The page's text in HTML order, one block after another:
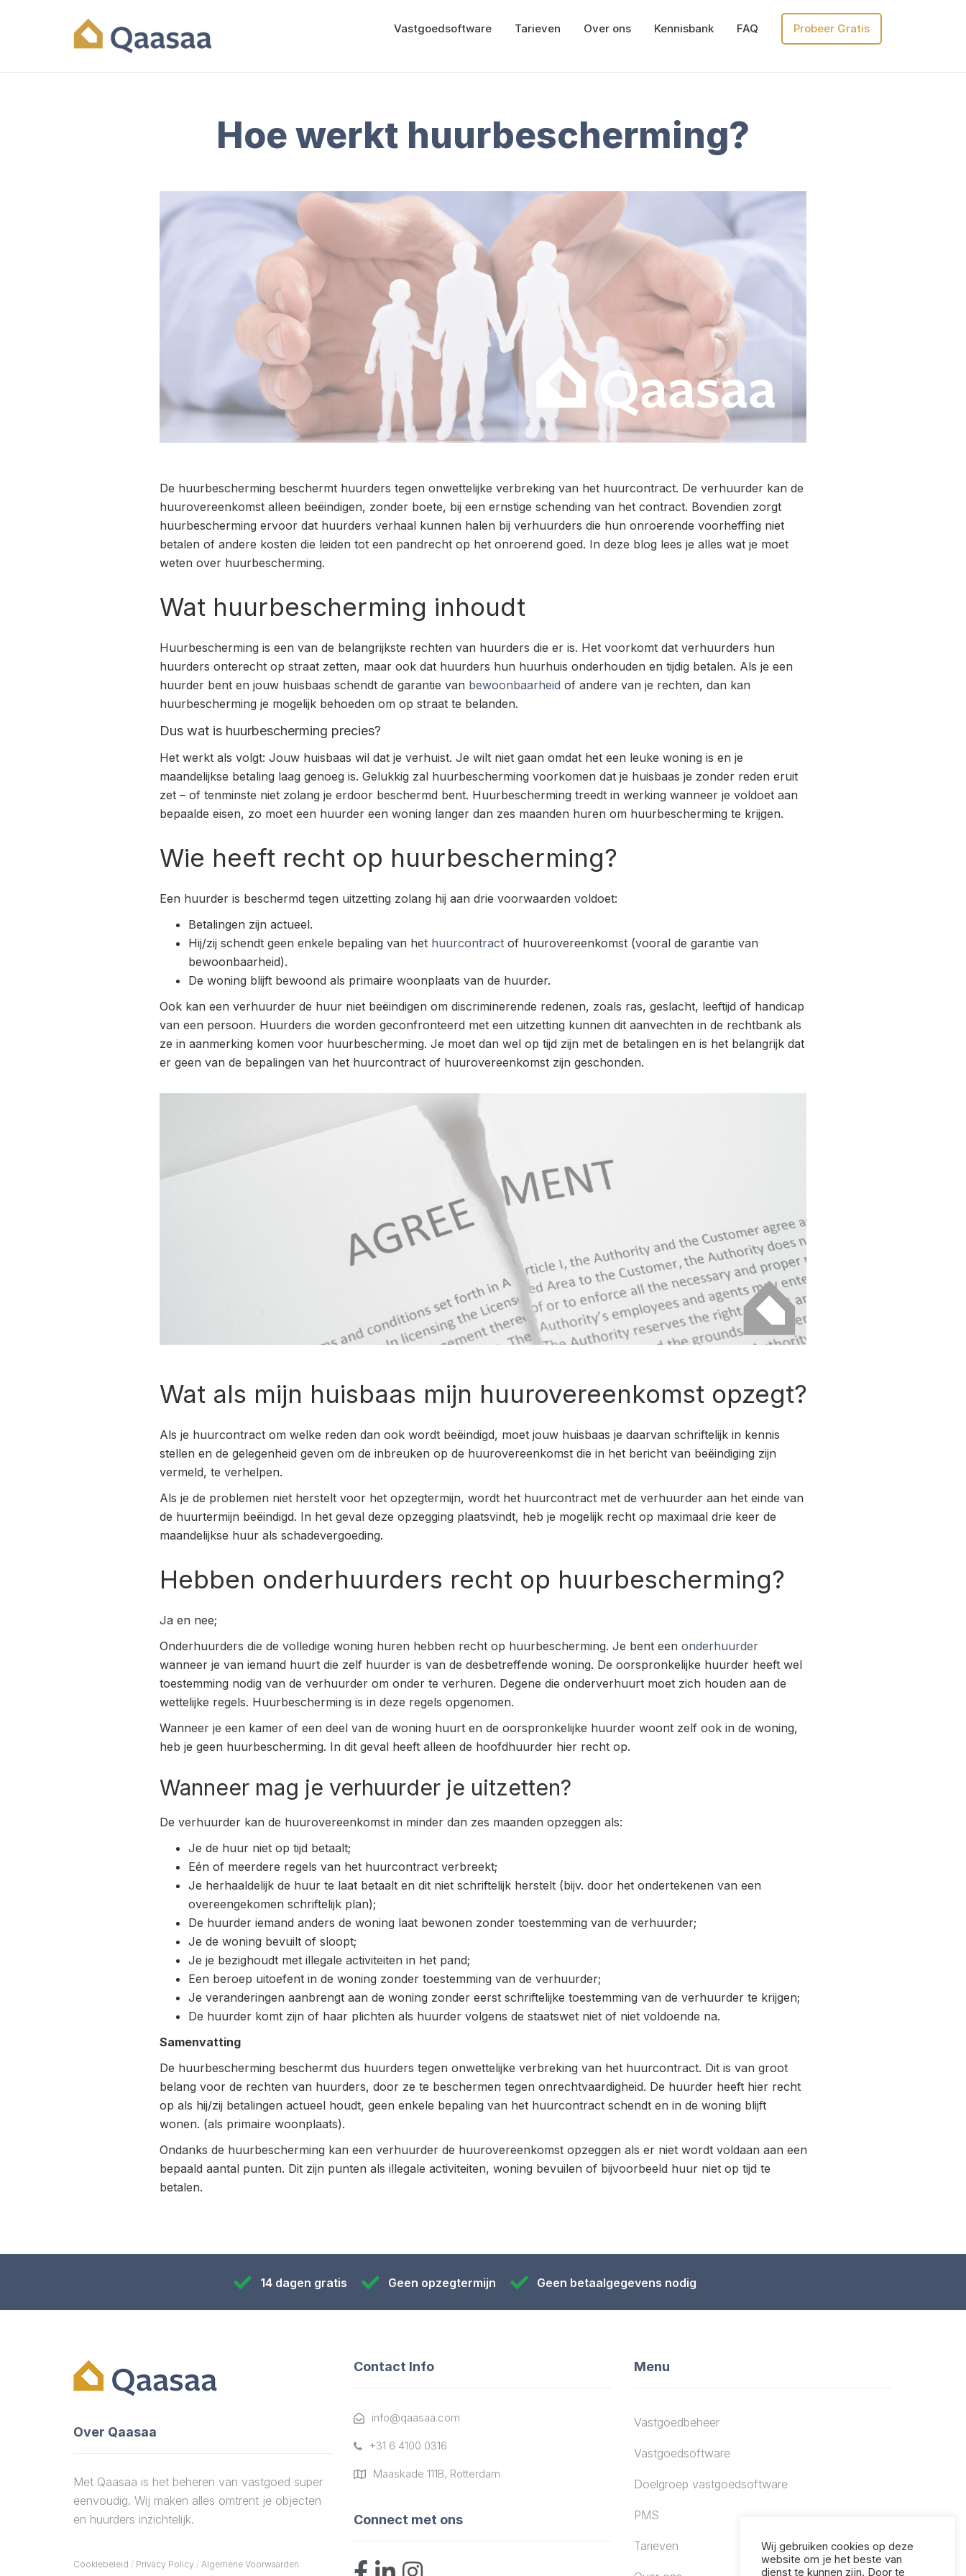
Vastgoedsoftware Tarieven Over ons Kennisbank FAQ Probeer Gratis
Hoe werkt huurbescherming?
De huurbescherming beschermt huurders tegen onwettelijke verbreking van het huurcontract. De verhuurder kan de
huurovereenkomst alleen beëindigen, zonder boete, bij een ernstige schending van het contract. Bovendien zorgt
huurbescherming ervoor dat huurders verhaal kunnen halen bij verhuurders die hun onroerende voorheffing niet
betalen of andere kosten die leiden tot een pandrecht op het onroerend goed. In deze blog lees je alles wat je moet
weten over huurbescherming.
Wat huurbescherming inhoudt
Huurbescherming is een van de belangrijkste rechten van huurders die er is. Het voorkomt dat verhuurders hun
huurders onterecht op straat zetten, maar ook dat huurders hun huurhuis onderhouden en tijdig betalen. Als je een
huurder bent en jouw huisbaas schendt de garantie van bewoonbaarheid of andere van je rechten, dan kan
huurbescherming je mogelijk behoeden om op straat te belanden.
Dus wat is huurbescherming precies?
Het werkt als volgt: Jouw huisbaas wil dat je verhuist. Je wilt niet gaan omdat het een leuke woning is en je
maandelijkse betaling laag genoeg is. Gelukkig zal huurbescherming voorkomen dat je huisbaas je zonder reden eruit
zet – of tenminste niet zolang je erdoor beschermd bent. Huurbescherming treedt in werking wanneer je voldoet aan
bepaalde eisen, zo moet een huurder een woning langer dan zes maanden huren om huurbescherming te krijgen.
Wie heeft recht op huurbescherming?
Een huurder is beschermd tegen uitzetting zolang hij aan drie voorwaarden voldoet:
Betalingen zijn actueel.
Hij/zij schendt geen enkele bepaling van het huurcontractof huurovereenkomst (vooral de garantie van
bewoonbaarheid).
De woning blijft bewoond als primaire woonplaats van de huurder.
Ook kan een verhuurder de huur niet beëindigen om discriminerende redenen, zoals ras, geslacht, leeftijd of handicap
van een persoon. Huurders die worden geconfronteerd met een uitzetting kunnen dit aanvechten in de rechtbank als
ze in aanmerking komen voor huurbescherming. Je moet dan wel op tijd zijn met de betalingen en is het belangrijk dat
er geen van de bepalingen van het huurcontract of huurovereenkomst zijn geschonden.
Wat als mijn huisbaas mijn huurovereenkomst opzegt?
Als je huurcontract om welke reden dan ook wordt beëindigd, moet jouw huisbaas je daarvan schriftelijk in kennis
stellen en de gelegenheid geven om de inbreuken op de huurovereenkomst die in het bericht van beëindiging zijn
vermeld, te verhelpen.
Als je de problemen niet herstelt voor het opzegtermijn, wordt het huurcontract met de verhuurder aan het einde van
de huurtermijn beëindigd. In het geval deze opzegging plaatsvindt, heb je mogelijk recht op maximaal drie keer de
maandelijkse huur als schadevergoeding.
Hebben onderhuurders recht op huurbescherming?
Ja en nee;
Onderhuurders die de volledige woning huren hebben recht op huurbescherming. Je bent een onderhuurder
wanneer je van iemand huurt die zelf huurder is van de desbetreffende woning. De oorspronkelijke huurder heeft wel
toestemming nodig van de verhuurder om onder te verhuren. Degene die onderverhuurt moet zich houden aan de
wettelijke regels. Huurbescherming is in deze regels opgenomen.
Wanneer je een kamer of een deel van de woning huurt en de oorspronkelijke huurder woont zelf ook in de woning,
heb je geen huurbescherming. In dit geval heeft alleen de hoofdhuurder hier recht op.
Wanneer mag je verhuurder je uitzetten?
De verhuurder kan de huurovereenkomst in minder dan zes maanden opzeggen als:
Je de huur niet op tijd betaalt;
Eén of meerdere regels van het huurcontract verbreekt;
Je herhaaldelijk de huur te laat betaalt en dit niet schriftelijk herstelt (bijv. door het ondertekenen van een
overeengekomen schriftelijk plan);
De huurder iemand anders de woning laat bewonen zonder toestemming van de verhuurder;
Je de woning bevuilt of sloopt;
Je je bezighoudt met illegale activiteiten in het pand;
Een beroep uitoefent in de woning zonder toestemming van de verhuurder;
Je veranderingen aanbrengt aan de woning zonder eerst schriftelijke toestemming van de verhuurder te krijgen;
De huurder komt zijn of haar plichten als huurder volgens de staatswet niet of niet voldoende na.
Samenvatting
De huurbescherming beschermt dus huurders tegen onwettelijke verbreking van het huurcontract. Dit is van groot
belang voor de rechten van huurders, door ze te beschermen tegen onrechtvaardigheid. De huurder heeft hier recht
op als hij/zij betalingen actueel houdt, geen enkele bepaling van het huurcontract schendt en in de woning blijft
wonen. (als primaire woonplaats).
Ondanks de huurbescherming kan een verhuurder de huurovereenkomst opzeggen als er niet wordt voldaan aan een
bepaald aantal punten. Dit zijn punten als illegale activiteiten, woning bevuilen of bijvoorbeeld huur niet op tijd te
betalen.
14 dagen gratis Geen opzegtermijn Geen betaalgegevens nodig
Over Qaasaa
Met Qaasaa is het beheren van vastgoed super
eenvoudig. Wij maken alles omtrent je objecten
en huurders inzichtelijk.
Cookiebeleid / Privacy Policy / Algemene Voorwaarden
Contact Info
info@qaasaa.com
+31 6 4100 0316
Maaskade 111B, Rotterdam
Connect met ons
Menu
Vastgoedbeheer
Vastgoedsoftware
Doelgroep vastgoedsoftware
PMS
Tarieven
Wij gebruiken cookies op deze
website om je het beste van
dienst te kunnen zijn. Door te